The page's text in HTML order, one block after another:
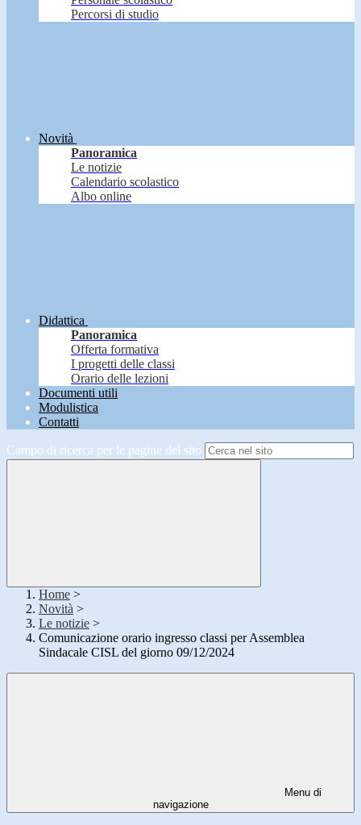
Percorsi di studio
Novità
Panoramica
Le notizie
Calendario scolastico
Albo online
Didattica
Panoramica
Offerta formativa
I progetti delle classi
Orario delle lezioni
Documenti utili
Modulistica
Contatti
Campo di ricerca per le pagine del sito
Home >
Novità >
Le notizie >
Comunicazione orario ingresso classi per Assemblea
Sindacale CISL del giorno 09/12/2024
Menu di
navigazione